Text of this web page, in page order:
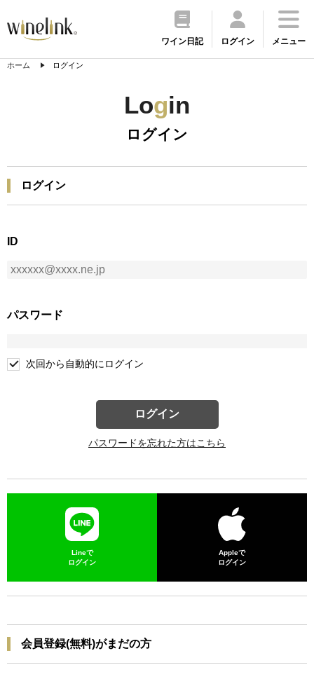
ワイン日記 ログイン メニュー
ホーム ログイン
Login
ログイン
ログイン
ID
パスワード
次回から自動的にログイン
ログイン
パスワードを忘れた方はこちら
Lineで
ログイン
Appleで
ログイン
会員登録(無料)がまだの方